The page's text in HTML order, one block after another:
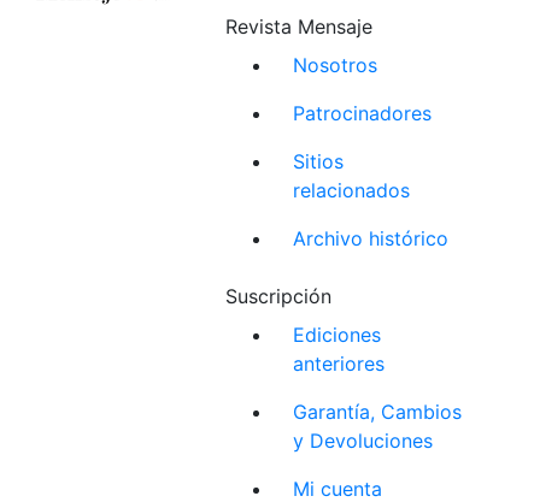
Revista Mensaje
Nosotros
Patrocinadores
Sitios
relacionados
Archivo histórico
Suscripción
Ediciones
anteriores
Garantía, Cambios
y Devoluciones
Mi cuenta